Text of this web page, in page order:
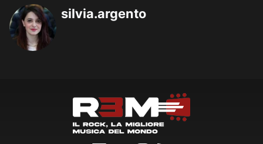
silvia.argento